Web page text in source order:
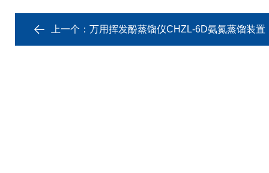
上一个： 万用挥发酚蒸馏仪CHZL-6D氨氮蒸馏装置